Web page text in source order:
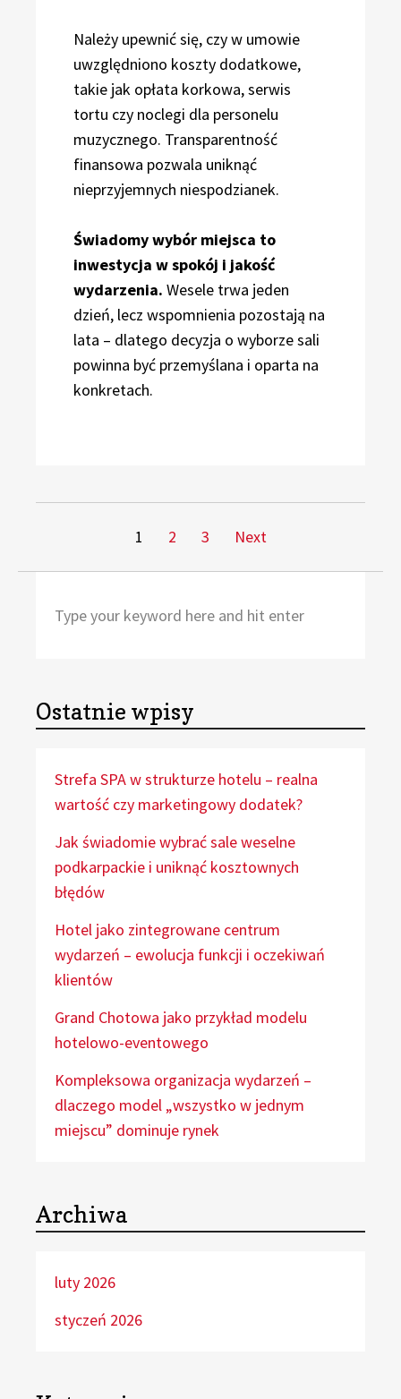
Należy upewnić się, czy w umowie
uwzględniono koszty dodatkowe,
takie jak opłata korkowa, serwis
tortu czy noclegi dla personelu
muzycznego. Transparentność
finansowa pozwala uniknąć
nieprzyjemnych niespodzianek.
Świadomy wybór miejsca to
inwestycja w spokój i jakość
wydarzenia. Wesele trwa jeden
dzień, lecz wspomnienia pozostają na
lata – dlatego decyzja o wyborze sali
powinna być przemyślana i oparta na
konkretach.
Page
1 Page
2 Page
3 Next
for:
Ostatnie wpisy
Strefa SPA w strukturze hotelu – realna
wartość czy marketingowy dodatek?
Jak świadomie wybrać sale weselne
podkarpackie i uniknąć kosztownych
błędów
Hotel jako zintegrowane centrum
wydarzeń – ewolucja funkcji i oczekiwań
klientów
Grand Chotowa jako przykład modelu
hotelowo-eventowego
Kompleksowa organizacja wydarzeń –
dlaczego model „wszystko w jednym
miejscu” dominuje rynek
Archiwa
luty 2026
styczeń 2026